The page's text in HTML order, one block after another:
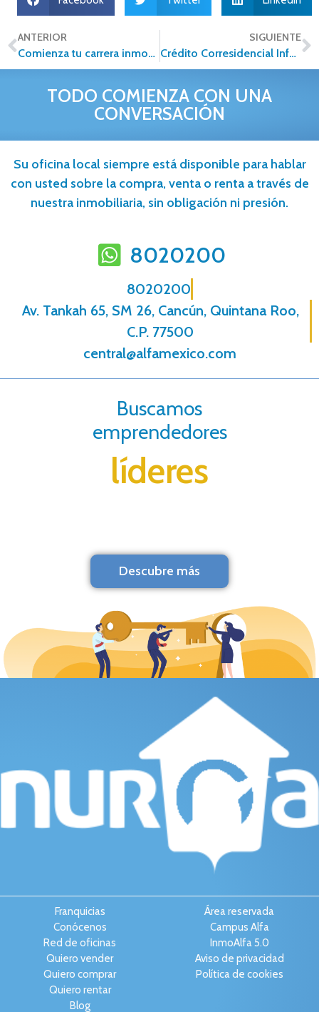
ANTERIOR
Comienza tu carrera inmobiliaria en 2024
SIGUIENTE
Crédito Corresidencial Infonavit: Una opción para cumplir el sueño de la vivienda
TODO COMIENZA CON UNA
CONVERSACIÓN
Su oficina local siempre está disponible para hablar
con usted sobre la compra, venta o renta a través de
nuestra inmobiliaria, sin obligación ni presión.
8020200
8020200
Av. Tankah 65, SM 26, Cancún, Quintana Roo,
C.P. 77500
central@alfamexico.com
Buscamos
emprendedores
líderes
Descubre más
Franquicias
Conócenos
Red de oficinas
Quiero vender
Quiero comprar
Quiero rentar
Blog
Área reservada
Campus Alfa
InmoAlfa 5.0
Aviso de privacidad
Política de cookies